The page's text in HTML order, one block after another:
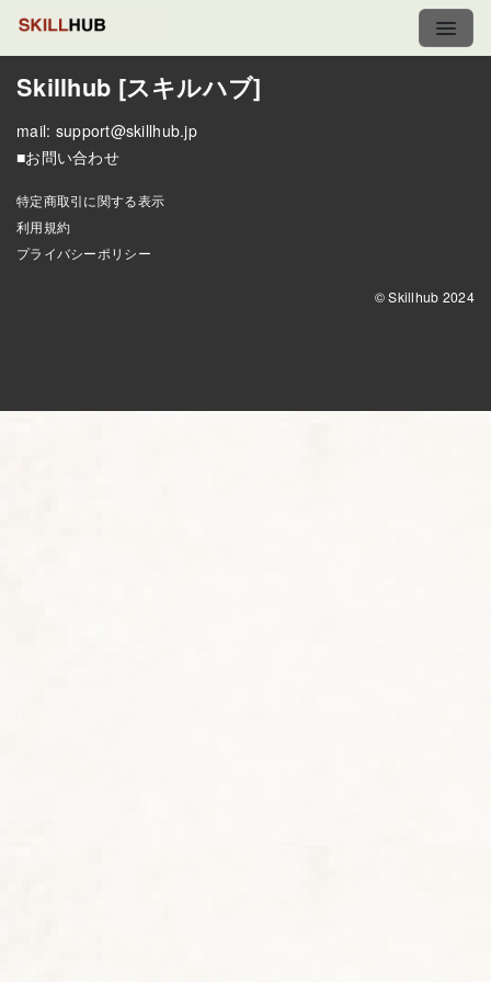
Skillhub [スキルハブ]
mail: support@skillhub.jp
■お問い合わせ
特定商取引に関する表示
利用規約
プライバシーポリシー
© Skillhub 2024